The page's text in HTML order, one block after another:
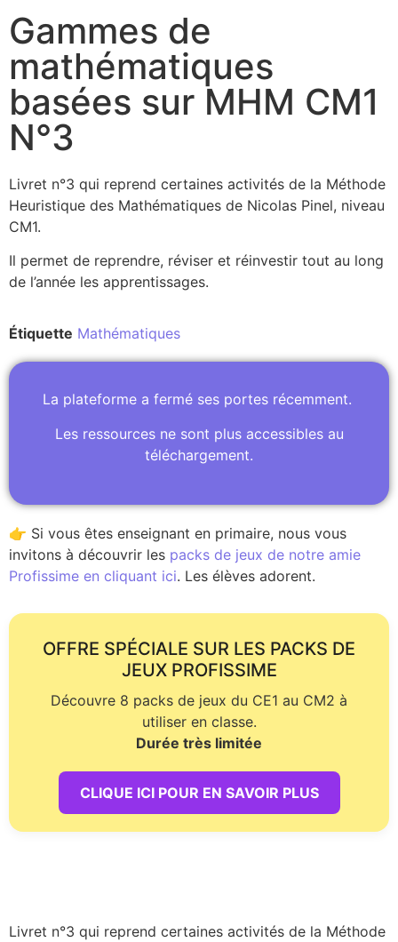
Gammes de
mathématiques
basées sur MHM CM1
N°3
Livret n°3 qui reprend certaines activités de la Méthode
Heuristique des Mathématiques de Nicolas Pinel, niveau
CM1.
Il permet de reprendre, réviser et réinvestir tout au long
de l’année les apprentissages.
Étiquette Mathématiques
La plateforme a fermé ses portes récemment.
Les ressources ne sont plus accessibles au
téléchargement.
👉 Si vous êtes enseignant en primaire, nous vous
invitons à découvrir les packs de jeux de notre amie
Profissime en cliquant ici. Les élèves adorent.
OFFRE SPÉCIALE SUR LES PACKS DE
JEUX PROFISSIME
Découvre 8 packs de jeux du CE1 au CM2 à
utiliser en classe.
Durée très limitée
CLIQUE ICI POUR EN SAVOIR PLUS
Livret n°3 qui reprend certaines activités de la Méthode